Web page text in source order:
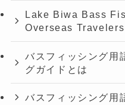
Lake Biwa Bass
Overseas Travelers
バスフィッシング用
グガイドとは
バスフィッシング用